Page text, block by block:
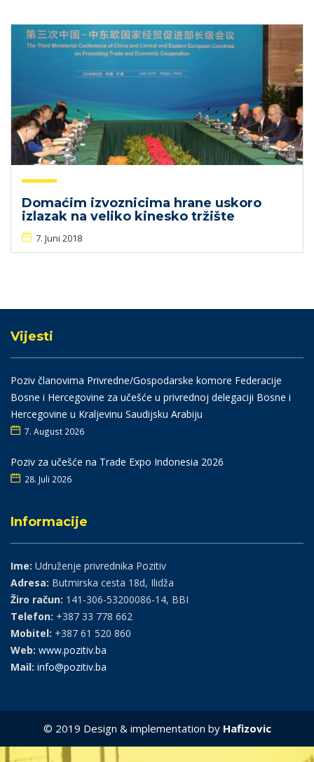
Domaćim izvoznicima hrane uskoro
izlazak na veliko kinesko tržište
7. Juni 2018
Vijesti
Poziv članovima Privredne/Gospodarske komore Federacije
Bosne i Hercegovine za učešće u privrednoj delegaciji Bosne i
Hercegovine u Kraljevinu Saudijsku Arabiju
7. August 2026
Poziv za učešće na Trade Expo Indonesia 2026
28. Juli 2026
Informacije
Ime: Udruženje privrednika Pozitiv
Adresa: Butmirska cesta 18d, Ilidža
Žiro račun: 141-306-53200086-14, BBI
Telefon: +387 33 778 662
Mobitel: +387 61 520 860
Web: www.pozitiv.ba
Mail: info@pozitiv.ba
© 2019 Design & implementation by Hafizovic